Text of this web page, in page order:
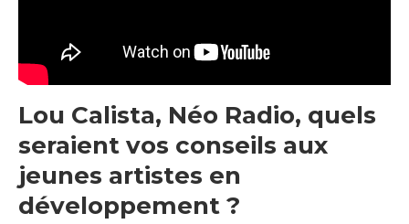
Lou Calista, Néo Radio, quels
seraient vos conseils aux
jeunes artistes en
développement ?